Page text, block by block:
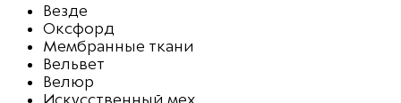
Везде
Оксфорд
Мембранные ткани
Вельвет
Велюр
Искусственный мех